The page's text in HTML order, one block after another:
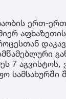
ერთ-
7 აგვისტოს,
სამსახურში